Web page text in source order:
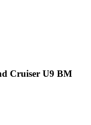
Cruiser U9 BM